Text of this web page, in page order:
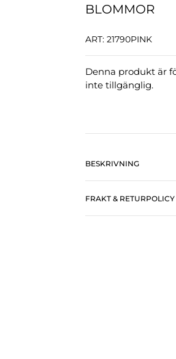
BLOMMOR
ART: 21790PINK
Denna produkt är
inte tillgänglig.
BESKRIVNING
FRAKT & RETURPOLICY